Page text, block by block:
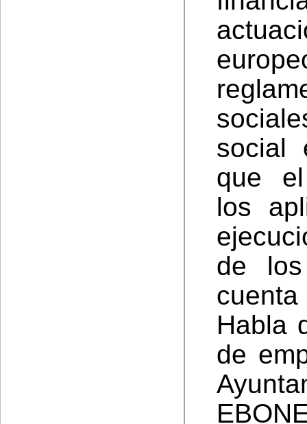
social
que el
los
de los
Habla
de